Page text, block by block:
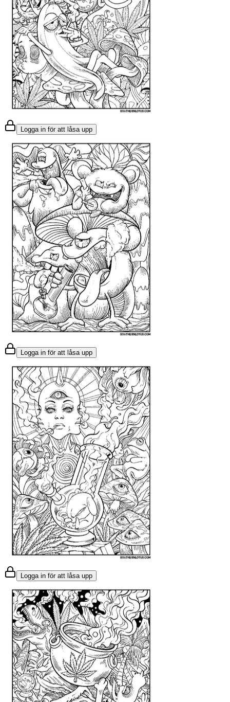
Logga in för att låsa upp
Logga in för att låsa upp
Logga in för att låsa upp